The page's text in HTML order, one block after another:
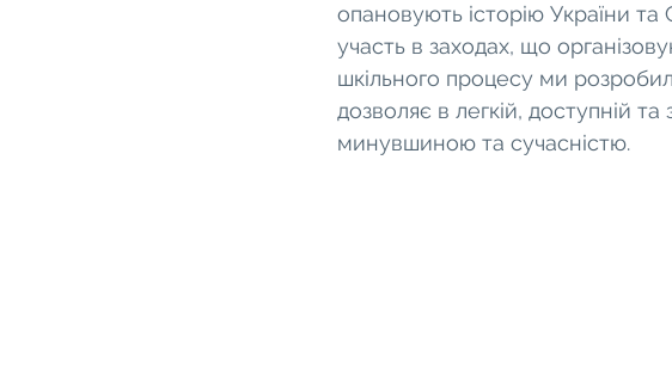
опановують історію України та
участь в заходах, що
шкільного процесу ми
дозволяє в легкій, доступній
минувшиною та сучасністю.